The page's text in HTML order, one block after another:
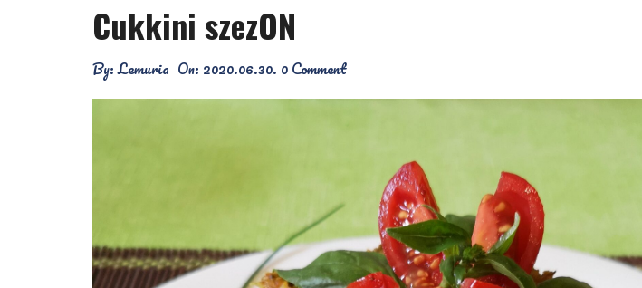
Cukkini szezON
By:Lemuria On: 2020.06.30. 0 Comment